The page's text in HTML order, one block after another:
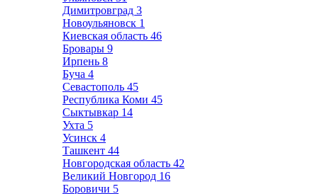
Димитровград 3
Новоульяновск 1
Киевская область 46
Бровары 9
Ирпень 8
Буча 4
Севастополь 45
Республика Коми 45
Сыктывкар 14
Ухта 5
Усинск 4
Ташкент 44
Новгородская область 42
Великий Новгород 16
Боровичи 5